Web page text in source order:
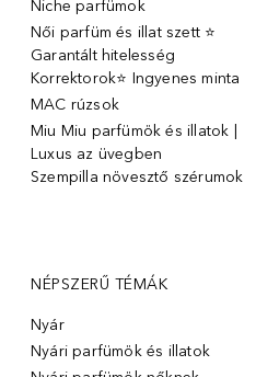
Niche parfümok
Női parfüm és illat szett ⭐
Garantált hitelesség
Korrektorok⭐ Ingyenes minta
MAC rúzsok
Miu Miu parfümök és illatok |
Luxus az üvegben
Szempilla növesztő szérumok
NÉPSZERŰ TÉMÁK
Nyár
Nyári parfümök és illatok